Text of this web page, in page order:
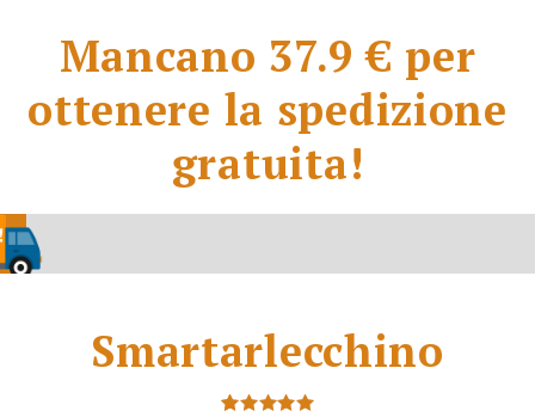
Mancano 37.9 € per
ottenere la spedizione
gratuita!
Smartarlecchino